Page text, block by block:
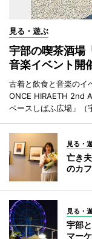
見る・遊ぶ
宇部の喫茶酒
音楽イベント開
古着と飲食と音楽のイ
ONCE HIRAETH 2nd
ペースしばふ広場」（
見る・
亡き
のカ
見る・
宇部
マー